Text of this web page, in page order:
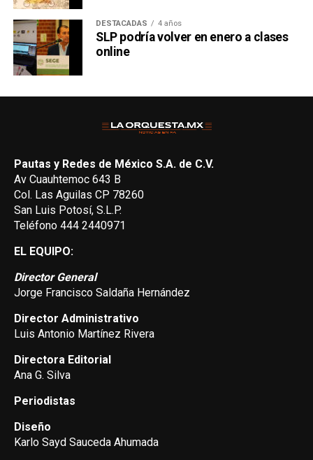
DESTACADAS 4 años
SLP podría volver en enero a clases
online
Pautas y Redes de México S.A. de C.V.
Av Cuauhtemoc 643 B
Col. Las Aguilas CP 78260
San Luis Potosí, S.L.P.
Teléfono 444 2440971
EL EQUIPO:
Director General
Jorge Francisco Saldaña Hernández
Director Administrativo
Luis Antonio Martínez Rivera
Directora Editorial
Ana G. Silva
Periodistas
Diseño
Karlo Sayd Sauceda Ahumada